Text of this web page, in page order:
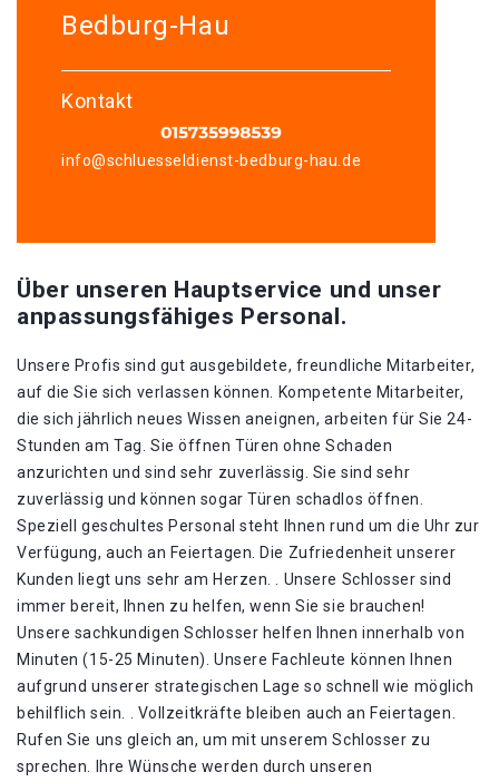
Bedburg-Hau
Kontakt
info@schluesseldienst-bedburg-hau.de
Über unseren Hauptservice und unser
anpassungsfähiges Personal.
Unsere Profis sind gut ausgebildete, freundliche Mitarbeiter,
auf die Sie sich verlassen können. Kompetente Mitarbeiter,
die sich jährlich neues Wissen aneignen, arbeiten für Sie 24-
Stunden am Tag. Sie öffnen Türen ohne Schaden
anzurichten und sind sehr zuverlässig. Sie sind sehr
zuverlässig und können sogar Türen schadlos öffnen.
Speziell geschultes Personal steht Ihnen rund um die Uhr zur
Verfügung, auch an Feiertagen. Die Zufriedenheit unserer
Kunden liegt uns sehr am Herzen. . Unsere Schlosser sind
immer bereit, Ihnen zu helfen, wenn Sie sie brauchen!
Unsere sachkundigen Schlosser helfen Ihnen innerhalb von
Minuten (15-25 Minuten). Unsere Fachleute können Ihnen
aufgrund unserer strategischen Lage so schnell wie möglich
behilflich sein. . Vollzeitkräfte bleiben auch an Feiertagen.
Rufen Sie uns gleich an, um mit unserem Schlosser zu
sprechen. Ihre Wünsche werden durch unseren